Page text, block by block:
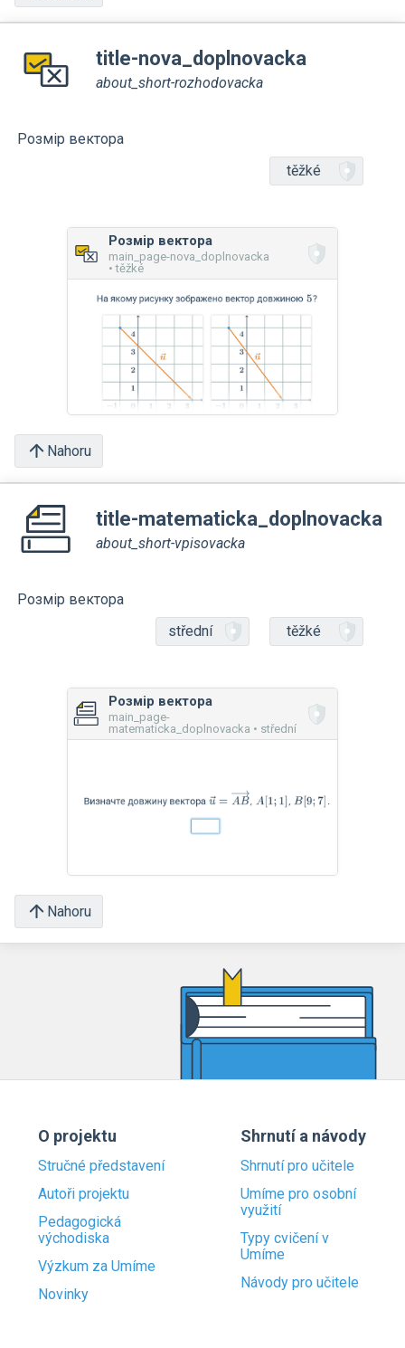
title-nova_doplnovacka
about_short-rozhodovacka
Розмір вектора
těžké
Розмір вектора
main_page-nova_doplnovacka
• těžké
Nahoru
title-matematicka_doplnovacka
about_short-vpisovacka
Розмір вектора
střední
těžké
Розмір вектора
main_page-
matematicka_doplnovacka • střední
Nahoru
O projektu
Stručné představení
Autoři projektu
Pedagogická
východiska
Výzkum za Umíme
Novinky
Shrnutí a návody
Shrnutí pro učitele
Umíme pro osobní
využití
Typy cvičení v
Umíme
Návody pro učitele